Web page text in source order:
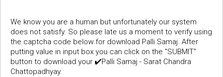
We know you are a human but unfortunately our system
does not satisfy. So please late us a moment to verify using
the captcha code below for download Palli Samaj. After
putting value in input box you can click on the "SUBMIT"
button to download your ✔️Palli Samaj - Sarat Chandra
Chattopadhyay.